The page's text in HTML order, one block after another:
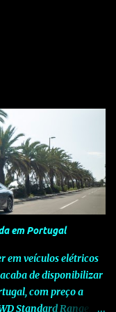
em Portugal
em veículos elétricos
de disponibilizar
com preço a
Standard Range.